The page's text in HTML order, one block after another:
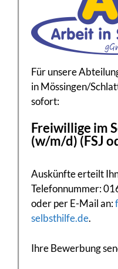
Für unsere
in Mössingen/
sofort​:
Freiwillige im
(w/m/d) (FSJ
Auskünfte erteilt
Telefonnummer:
oder per E-Mail an:
selbsthilfe.de.
Ihre Bewerbung